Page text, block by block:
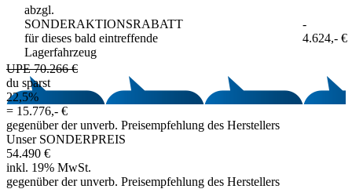
abzgl.
SONDERAKTIONSRABATT
für dieses bald eintreffende
Lagerfahrzeug
-
4.624,- €
UPE 70.266 €
du sparst
22,5%
= 15.776,- €
gegenüber der unverb. Preisempfehlung des Herstellers
Unser SONDERPREIS
54.490 €
inkl. 19% MwSt.
gegenüber der unverb. Preisempfehlung des Herstellers